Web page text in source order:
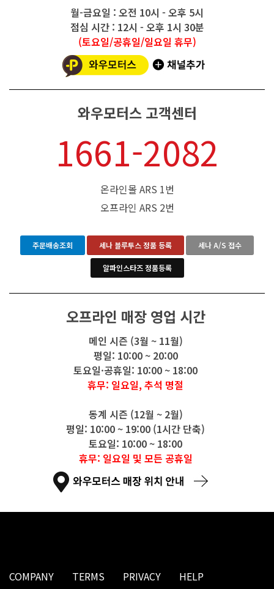
월-금요일 : 오전 10시 - 오후 5시
점심 시간 : 12시 - 오후 1시 30분
(토요일/공휴일/일요일 휴무)
와우모터스 고객센터
1661-2082
온라인몰 ARS 1번
오프라인 ARS 2번
주문배송조회 세나 블루투스 정품 등록 세나 A/S 접수
알파인스타즈 정품등록
오프라인 매장 영업 시간
메인 시즌 (3월 ~ 11월)
평일: 10:00 ~ 20:00
토요일·공휴일: 10:00 ~ 18:00
휴무: 일요일, 추석 명절
동계 시즌 (12월 ~ 2월)
평일: 10:00 ~ 19:00 (1시간 단축)
토요일: 10:00 ~ 18:00
휴무: 일요일 및 모든 공휴일
COMPANY TERMS PRIVACY HELP